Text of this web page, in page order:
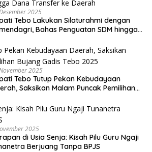
2025
Tebo Lakukan Silaturahmi dengan
Bahas Penguatan SDM hingga
2025
Tebo Tutup Pekan Kebudayaan
Saksikan Malam Puncak Pemilihan
2025
di Usia Senja: Kisah Pilu Guru Ngaji
Berjuang Tanpa BPJS